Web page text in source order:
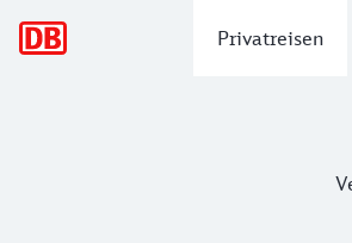
Privatreisen